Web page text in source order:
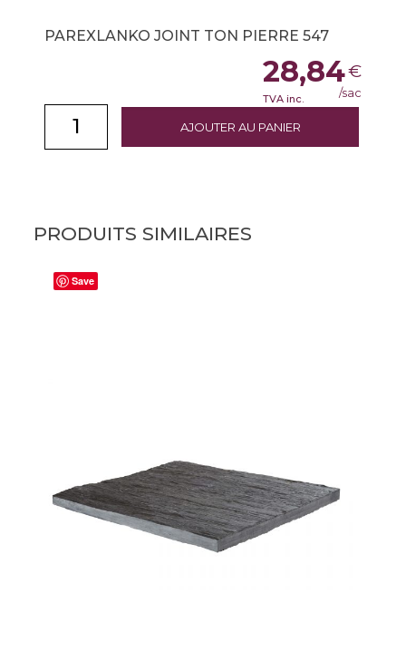
PAREXLANKO JOINT TON PIERRE 547
AJOUTER AU PANIER
28,84€
TVA inc. /sac
PRODUITS SIMILAIRES
Save